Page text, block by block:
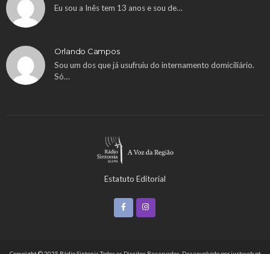
Eu sou a Inês tem 13 anos e sou de…
Orlando Campos
Sou um dos que já usufruiu do internamento domiciliário.
Só…
Estatuto Editorial